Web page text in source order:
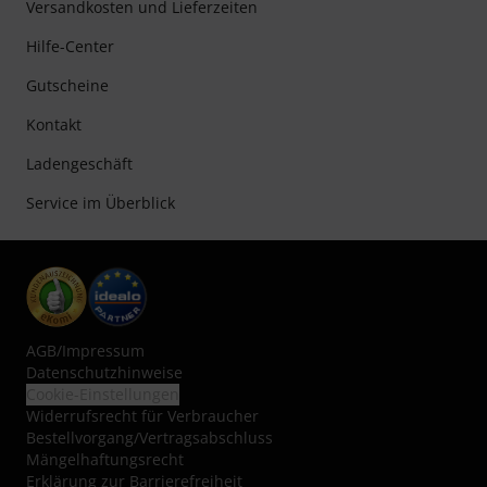
Versandkosten und Lieferzeiten
Hilfe-Center
Gutscheine
Kontakt
Ladengeschäft
Service im Überblick
AGB/Impressum
Datenschutzhinweise
Widerrufsrecht für Verbraucher
Bestellvorgang/Vertragsabschluss
Mängelhaftungsrecht
Erklärung zur Barrierefreiheit